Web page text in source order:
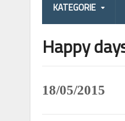
KATEGORIE
Happy
18/05/2015